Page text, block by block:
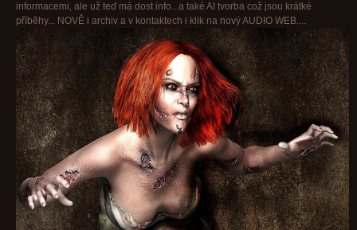
informacemi, ale už teď má dost info...a také AI tvorba což jsou krátké
příběhy... NOVĚ i archiv a v kontaktech i klik na nový AUDIO WEB....